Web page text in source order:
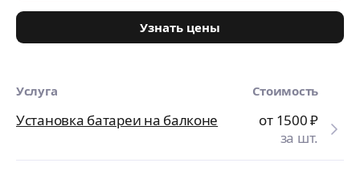
Узнать цены
Услуга Стоимость
Установка батареи на балконе от 1500₽
за шт.